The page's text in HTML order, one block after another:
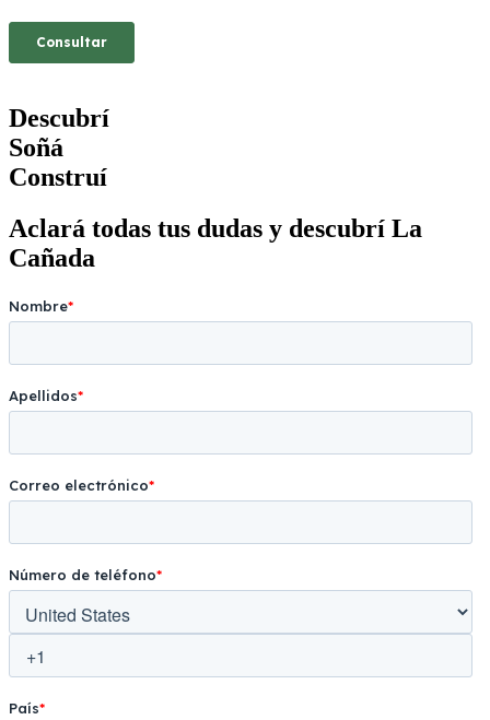
Descubrí
Soñá
Construí
Aclará todas tus dudas y descubrí La
Cañada